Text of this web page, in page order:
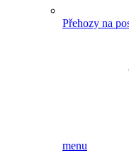
Přehozy na
menu